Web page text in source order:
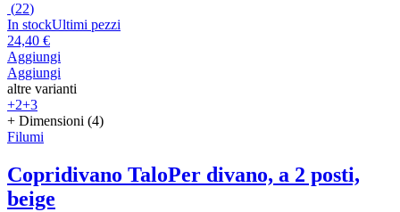
(22)
In stockUltimi pezzi
24,40 €
Aggiungi
Aggiungi
altre varianti
+2+3
+ Dimensioni (4)
Filumi
Copridivano TaloPer divano, a 2 posti,
beige